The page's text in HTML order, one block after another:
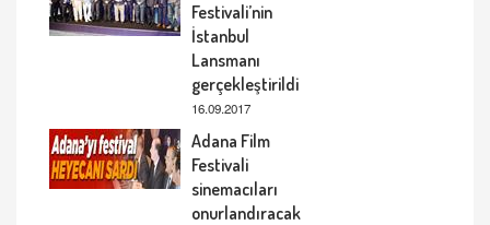
Festivali’nin
İstanbul
Lansmanı
gerçekleştirildi
16.09.2017
Adana Film
Festivali
sinemacıları
onurlandıracak